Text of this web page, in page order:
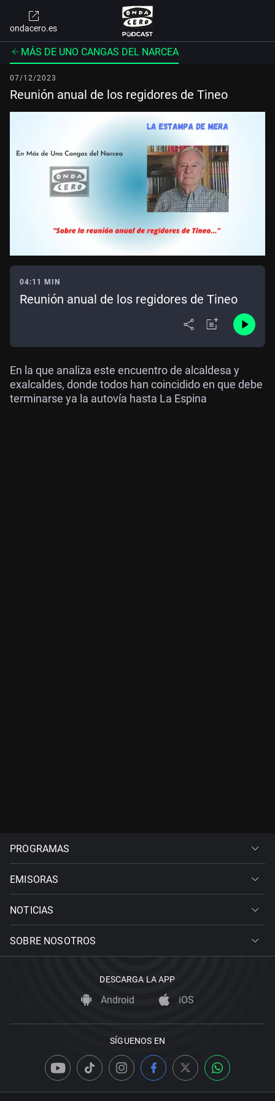
ondacero.es
MÁS DE UNO CANGAS DEL NARCEA
07/12/2023
Reunión anual de los regidores de Tineo
04:11 MIN
Reunión anual de los regidores de Tineo
En la que analiza este encuentro de alcaldesa y
exalcaldes, donde todos han coincidido en que debe
terminarse ya la autovía hasta La Espina
PROGRAMAS
EMISORAS
NOTICIAS
SOBRE NOSOTROS
DESCARGA LA APP
Android iOS
SÍGUENOS EN